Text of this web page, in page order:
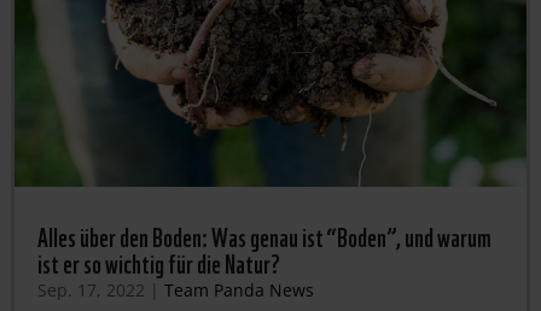
Alles über den Boden: Was genau ist “Boden”, und warum
ist er so wichtig für die Natur?
Sep. 17, 2022 | Team Panda News